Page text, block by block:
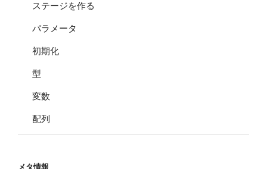
ステージを作る
パラメータ
初期化
型
変数
配列
メタ情報